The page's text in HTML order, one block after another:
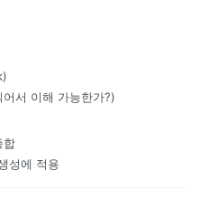
서 이해 가능한가?)
합
성에 적용